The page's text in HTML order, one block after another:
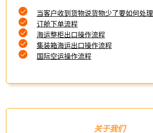
当客户收到货物说货物少了要如何处理
订舱下单流程
海运整柜出口操作流程
集装箱海运出口操作流程
国际空运操作流程
关于我们